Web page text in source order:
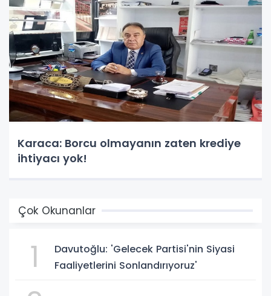
Karaca: Borcu olmayanın zaten krediye
ihtiyacı yok!
Çok Okunanlar
1
Davutoğlu: 'Gelecek Partisi'nin Siyasi
Faaliyetlerini Sonlandırıyoruz'